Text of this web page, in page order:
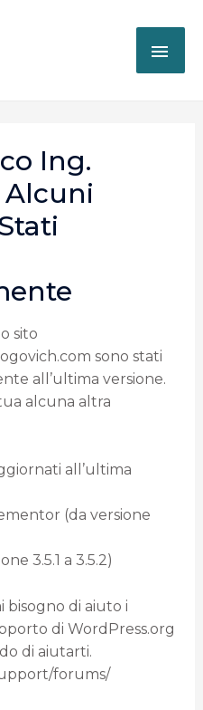
Ing.
sito
sono stati
all’ultima versione.
alcuna altra
all’ultima
(da versione
3.5.1 a 3.5.2)
bisogno di aiuto i
di WordPress.org
di aiutarti.
forums/